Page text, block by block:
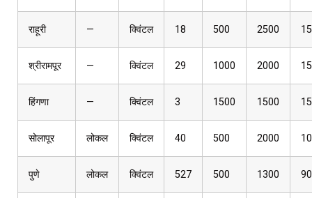
राहूरी — क्विंटल 18 500 2500
श्रीरामपूर — क्विंटल 29 1000 2000
हिंगणा — क्विंटल 3 1500 1500
सोलापूर लोकल क्विंटल 40 500 2000
पुणे लोकल क्विंटल 527 500 1300